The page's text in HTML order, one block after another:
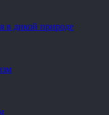
в дикой природе